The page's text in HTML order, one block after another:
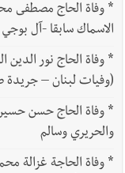
*
الاسماك سابقا -آل
*
(وفيات لبنان – جريدة
*
والحريري وسالم
*